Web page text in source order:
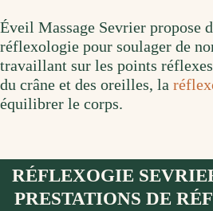
Éveil Massage Sevrier propose
réflexologie pour soulager de
travaillant sur les points
du crâne et des oreilles, la
équilibrer le corps.
RÉFLEXOGIE
PRESTATIONS DE